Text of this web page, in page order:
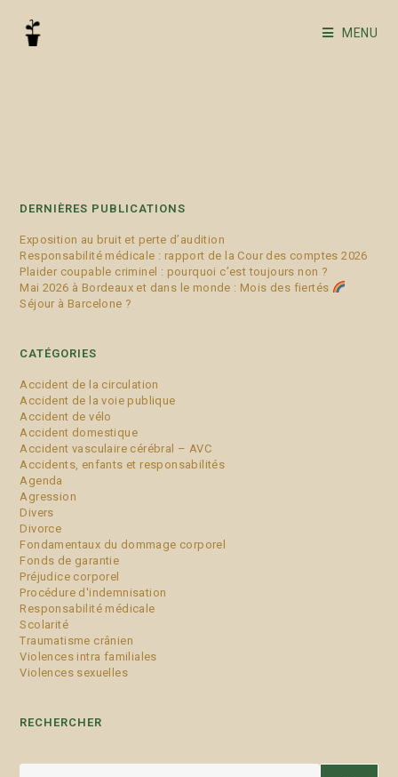
MENU
DERNIÈRES PUBLICATIONS
Exposition au bruit et perte d’audition
Responsabilité médicale : rapport de la Cour des comptes 2026
Plaider coupable criminel : pourquoi c’est toujours non ?
Mai 2026 à Bordeaux et dans le monde : Mois des fiertés
Séjour à Barcelone ?
CATÉGORIES
Accident de la circulation
Accident de la voie publique
Accident de vélo
Accident domestique
Accident vasculaire cérébral – AVC
Accidents, enfants et responsabilités
Agenda
Agression
Divers
Divorce
Fondamentaux du dommage corporel
Fonds de garantie
Préjudice corporel
Procédure d'indemnisation
Responsabilité médicale
Scolarité
Traumatisme crânien
Violences intra familiales
Violences sexuelles
RECHERCHER